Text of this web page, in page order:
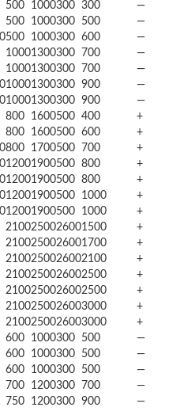
500 1000300 300
—
500 1000300 500
—
500 1000300 600
—
10001300300 700
—
10001300300 700
—
10001300300 900
—
10001300300 900
—
800 1600500 400
+
800 1600500 600
+
800 1700500 700
+
12001900500 800
+
12001900500 800
+
12001900500 1000
+
12001900500 1000
+
2100250026001500
+
2100250026001700
+
2100250026002100
+
2100250026002500
+
2100250026002500
+
2100250026003000
+
2100250026003000
+
600 1000300 500
—
600 1000300 500
—
600 1000300 500
—
700 1200300 700
—
750 1200300 900
—